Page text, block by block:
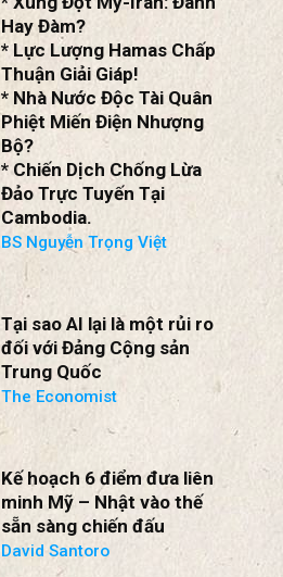
Hay Đàm?
* Lực Lượng Hamas Chấp
Thuận Giải Giáp!
* Nhà Nước Độc Tài Quân
Phiệt Miến Điện Nhượng
Bộ?
* Chiến Dịch Chống Lừa
Đảo Trực Tuyến Tại
Cambodia.
BS Nguyễn Trọng Việt
Tại sao AI lại là một rủi ro
đối với Đảng Cộng sản
Trung Quốc
The Economist
Kế hoạch 6 điểm đưa liên
minh Mỹ – Nhật vào thế
sẵn sàng chiến đấu
David Santoro